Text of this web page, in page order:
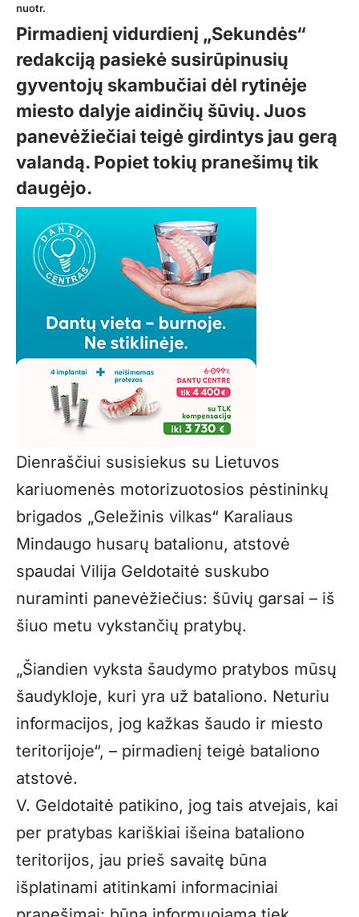
nuotr.
Pirmadienį vidurdienį „Sekundės“
redakciją pasiekė susirūpinusių
gyventojų skambučiai dėl rytinėje
miesto dalyje aidinčių šūvių. Juos
panevėžiečiai teigė girdintys jau gerą
valandą. Popiet tokių pranešimų tik
daugėjo.
Dienraščiui susisiekus su Lietuvos
kariuomenės motorizuotosios pėstininkų
brigados „Geležinis vilkas“ Karaliaus
Mindaugo husarų batalionu, atstovė
spaudai Vilija Geldotaitė suskubo
nuraminti panevėžiečius: šūvių garsai – iš
šiuo metu vykstančių pratybų.
„Šiandien vyksta šaudymo pratybos mūsų
šaudykloje, kuri yra už bataliono. Neturiu
informacijos, jog kažkas šaudo ir miesto
teritorijoje“, – pirmadienį teigė bataliono
atstovė.
V. Geldotaitė patikino, jog tais atvejais, kai
per pratybas kariškiai išeina bataliono
teritorijos, jau prieš savaitę būna
išplatinami atitinkami informaciniai